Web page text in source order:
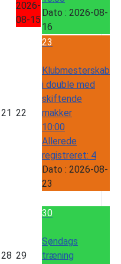
2026-
08-15
Dato : 2026-08-
16
21 22
23
Klubmesterskab
i double med
skiftende
makker
10:00
Allerede
registreret: 4
Dato : 2026-08-
23
28 29
30
Søndags
træning